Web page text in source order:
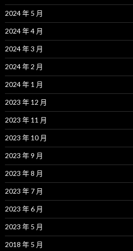
2024 年 5 月
2024 年 4 月
2024 年 3 月
2024 年 2 月
2024 年 1 月
2023 年 12 月
2023 年 11 月
2023 年 10 月
2023 年 9 月
2023 年 8 月
2023 年 7 月
2023 年 6 月
2023 年 5 月
2018 年 5 月